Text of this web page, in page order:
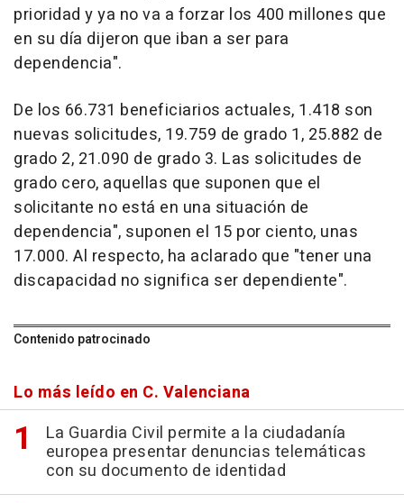
prioridad y ya no va a forzar los 400 millones que
en su día dijeron que iban a ser para
dependencia".
De los 66.731 beneficiarios actuales, 1.418 son
nuevas solicitudes, 19.759 de grado 1, 25.882 de
grado 2, 21.090 de grado 3. Las solicitudes de
grado cero, aquellas que suponen que el
solicitante no está en una situación de
dependencia", suponen el 15 por ciento, unas
17.000. Al respecto, ha aclarado que "tener una
discapacidad no significa ser dependiente".
Contenido patrocinado
Lo más leído en C. Valenciana
La Guardia Civil permite a la ciudadanía
europea presentar denuncias telemáticas
con su documento de identidad